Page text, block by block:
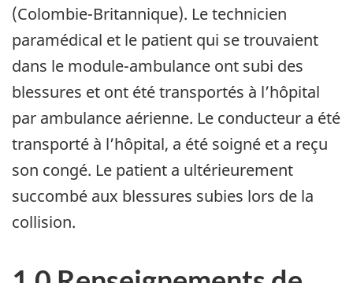
(Colombie-Britannique). Le technicien
paramédical et le patient qui se trouvaient
dans le module-ambulance ont subi des
blessures et ont été transportés à l’hôpital
par ambulance aérienne. Le conducteur a été
transporté à l’hôpital, a été soigné et a reçu
son congé. Le patient a ultérieurement
succombé aux blessures subies lors de la
collision.